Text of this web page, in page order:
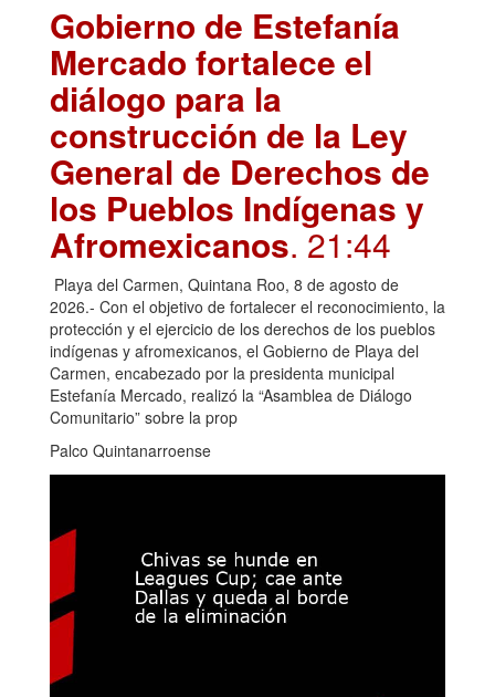
Gobierno de Estefanía
Mercado fortalece el
diálogo para la
construcción de la Ley
General de Derechos de
los Pueblos Indígenas y
Afromexicanos. 21:44
Playa del Carmen, Quintana Roo, 8 de agosto de
2026.- Con el objetivo de fortalecer el reconocimiento, la
protección y el ejercicio de los derechos de los pueblos
indígenas y afromexicanos, el Gobierno de Playa del
Carmen, encabezado por la presidenta municipal
Estefanía Mercado, realizó la “Asamblea de Diálogo
Comunitario” sobre la prop
Palco Quintanarroense